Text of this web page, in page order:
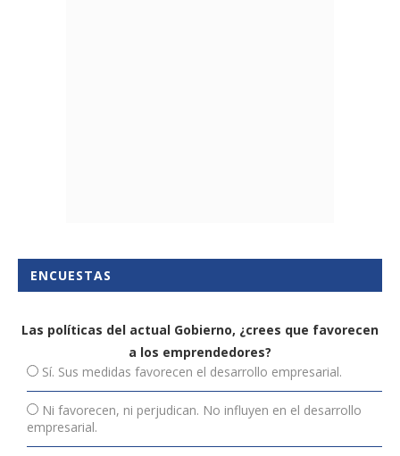
ENCUESTAS
Las políticas del actual Gobierno, ¿crees que favorecen
a los emprendedores?
Sí. Sus medidas favorecen el desarrollo empresarial.
Ni favorecen, ni perjudican. No influyen en el desarrollo
empresarial.